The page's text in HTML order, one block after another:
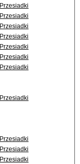
Przesiadki
Przesiadki
Przesiadki
Przesiadki
Przesiadki
Przesiadki
Przesiadki
Przesiadki
Przesiadki
Przesiadki
Przesiadki